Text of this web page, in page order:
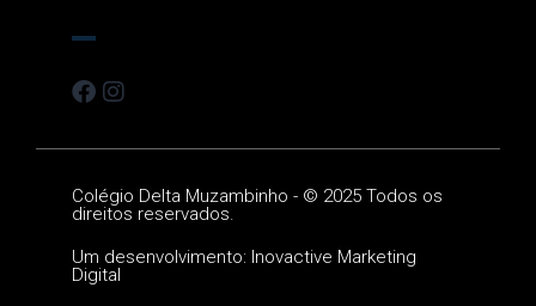
Colégio Delta Muzambinho - © 2025 Todos os
direitos reservados.
Um desenvolvimento: Inovactive Marketing
Digital